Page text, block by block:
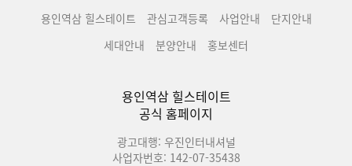
용인역삼 힐스테이트 관심고객등록 사업안내
단지안내
세대안내
분양안내 홍보센터
용인역삼 힐스테이트
공식 홈페이지
광고대행: 우진인터내셔널
사업자번호: 142-07-35438